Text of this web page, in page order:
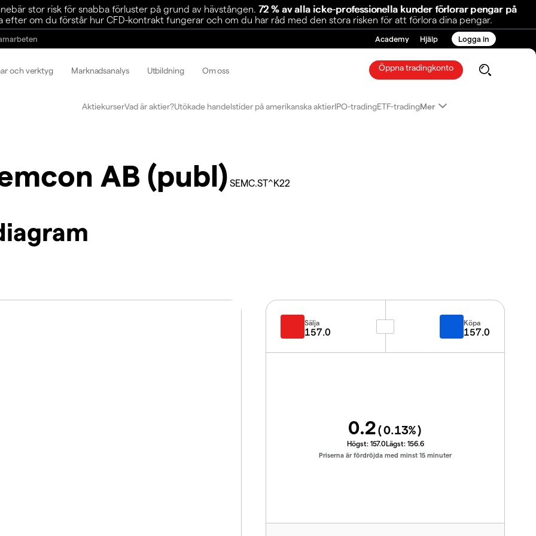
stor risk för snabba förluster på grund av hävstången. 72 % av alla icke-professionella kunder förlorar pengar på
efter om du förstår hur CFD-kontrakt fungerar och om du har råd med den stora risken för att förlora dina pengar.
Academy Hjälp Logga in
och verktyg Marknadsanalys Utbildning Om oss Öppna tradingkonto
AktiekurserVad är aktier?Utökade handelstider på amerikanska aktierIPO-tradingETF-tradingMer
AB (publ) SEMC.ST^K22
Sälja
157.0
Köpa
157.0
0.2(0.13%)
Högst: 157.0Lägst: 156.6
Priserna är fördröjda med minst 15 minuter